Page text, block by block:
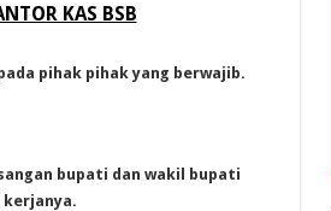
KAS BSB
pihak pihak yang berwajib.
bupati dan wakil bupati